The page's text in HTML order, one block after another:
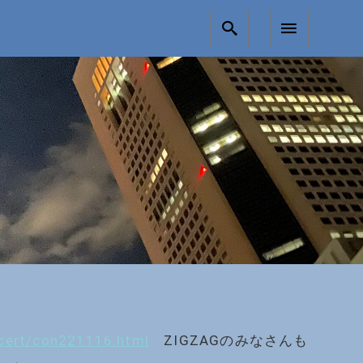
con221116.html
ZIGZAGのみなさんも